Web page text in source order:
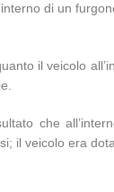
di un
il veicolo
che
il veicolo era